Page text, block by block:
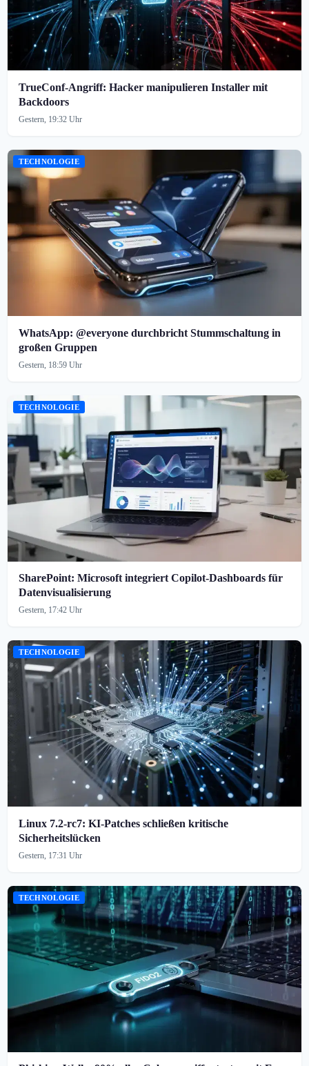
TrueConf-Angriff: Hacker manipulieren Installer mit
Backdoors
Gestern, 19:32 Uhr
TECHNOLOGIE
WhatsApp: @everyone durchbricht Stummschaltung in
großen Gruppen
Gestern, 18:59 Uhr
TECHNOLOGIE
SharePoint: Microsoft integriert Copilot-Dashboards für
Datenvisualisierung
Gestern, 17:42 Uhr
TECHNOLOGIE
Linux 7.2-rc7: KI-Patches schließen kritische
Sicherheitslücken
Gestern, 17:31 Uhr
TECHNOLOGIE